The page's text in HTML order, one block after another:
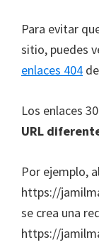
Para evitar
sitio, puedes
enlaces 404
Los enlaces
URL
Por ejemplo,
https://
se crea una
https://